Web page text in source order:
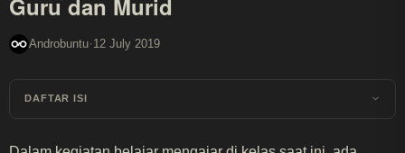
Guru dan Murid
Androbuntu·12 July 2019
DAFTAR ISI